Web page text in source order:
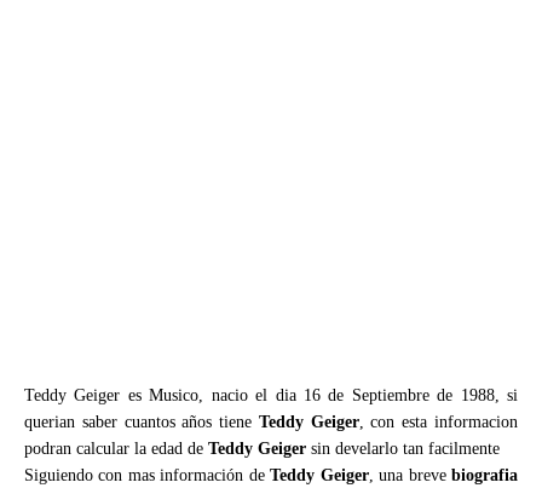
Teddy Geiger es Musico, nacio el dia 16 de Septiembre de 1988, si
querian saber cuantos años tiene Teddy Geiger, con esta informacion
podran calcular la edad de Teddy Geiger sin develarlo tan facilmente
Siguiendo con mas información deTeddy Geiger, una brevebiografia